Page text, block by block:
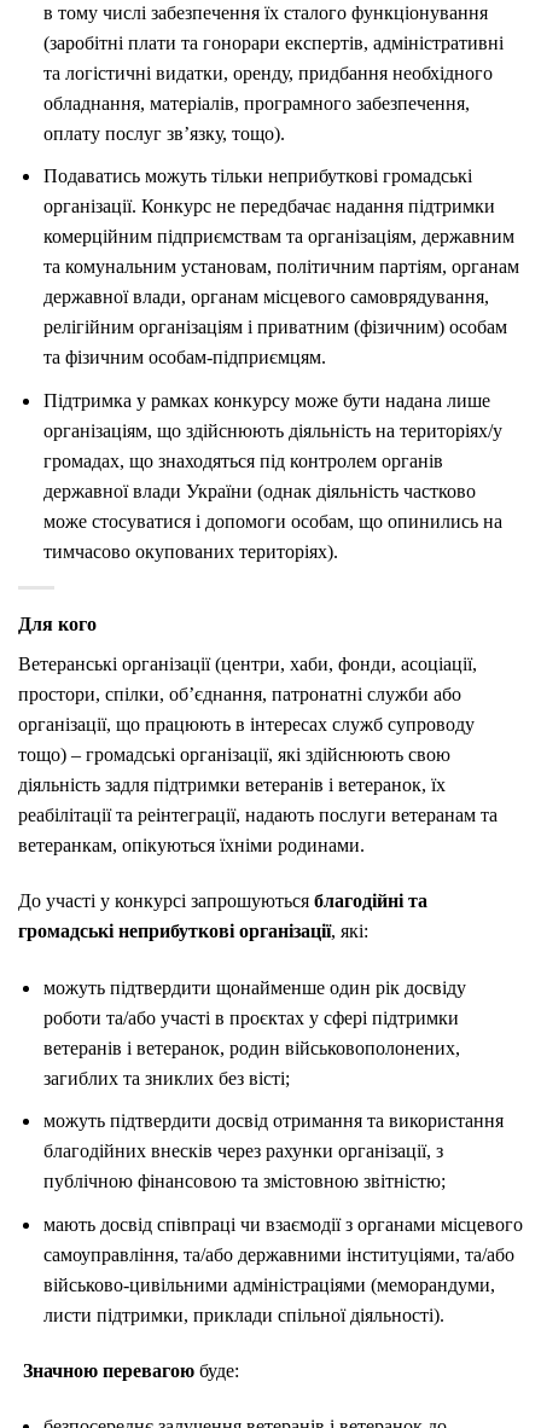
в тому числі забезпечення їх сталого функціонування
(заробітні плати та гонорари експертів, адміністративні
та логістичні видатки, оренду, придбання необхідного
обладнання, матеріалів, програмного забезпечення,
оплату послуг зв’язку, тощо).
Подаватись можуть тільки неприбуткові громадські
організації. Конкурс не передбачає надання підтримки
комерційним підприємствам та організаціям, державним
та комунальним установам, політичним партіям, органам
державної влади, органам місцевого самоврядування,
релігійним організаціям і приватним (фізичним) особам
та фізичним особам-підприємцям.
Підтримка у рамках конкурсу може бути надана лише
організаціям, що здійснюють діяльність на територіях/у
громадах, що знаходяться під контролем органів
державної влади України (однак діяльність частково
може стосуватися і допомоги особам, що опинились на
тимчасово окупованих територіях).
Для кого
Ветеранські організації (центри, хаби, фонди, асоціації,
простори, спілки, об’єднання, патронатні служби або
організації, що працюють в інтересах служб супроводу
тощо) – громадські організації, які здійснюють свою
діяльність задля підтримки ветеранів і ветеранок, їх
реабілітації та реінтеграції, надають послуги ветеранам та
ветеранкам, опікуються їхніми родинами.
До участі у конкурсі запрошуються благодійні та
громадські неприбуткові організації, які:
можуть підтвердити щонайменше один рік досвіду
роботи та/або участі в проєктах у сфері підтримки
ветеранів і ветеранок, родин військовополонених,
загиблих та зниклих без вісті;
можуть підтвердити досвід отримання та використання
благодійних внесків через рахунки організації, з
публічною фінансовою та змістовною звітністю;
мають досвід співпраці чи взаємодії з органами місцевого
самоуправління, та/або державними інституціями, та/або
військово-цивільними адміністраціями (меморандуми,
листи підтримки, приклади спільної діяльності).
Значною перевагою буде: